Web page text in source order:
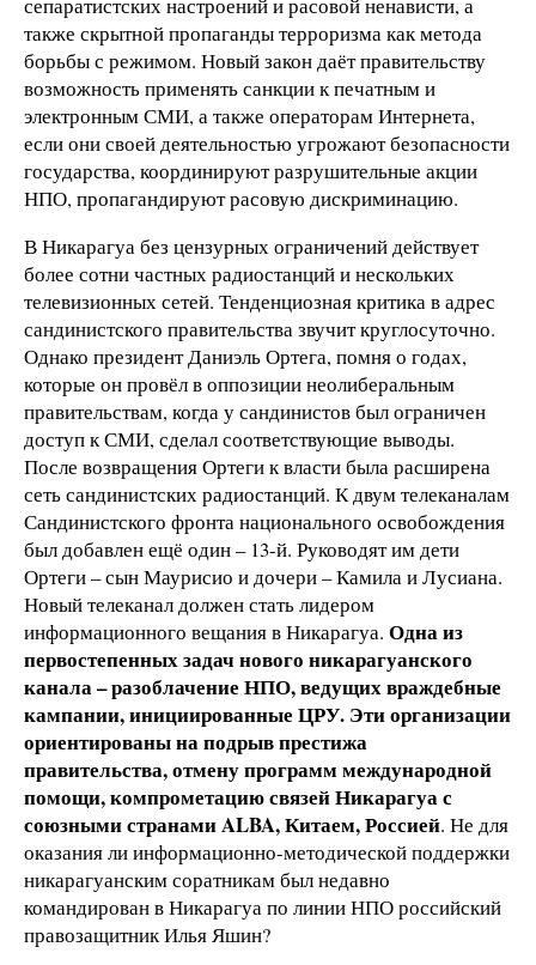
также скрытной пропаганды терроризма как метода
борьбы с режимом. Новый закон даёт правительству
возможность применять санкции к печатным и
электронным СМИ, а также операторам Интернета,
если они своей деятельностью угрожают безопасности
государства, координируют разрушительные акции
НПО, пропагандируют расовую дискриминацию.
В Никарагуа без цензурных ограничений действует
более сотни частных радиостанций и нескольких
телевизионных сетей. Тенденциозная критика в адрес
сандинистского правительства звучит круглосуточно.
Однако президент Даниэль Ортега, помня о годах,
которые он провёл в оппозиции неолиберальным
правительствам, когда у сандинистов был ограничен
доступ к СМИ, сделал соответствующие выводы.
После возвращения Ортеги к власти была расширена
сеть сандинистских радиостанций. К двум телеканалам
Сандинистского фронта национального освобождения
был добавлен ещё один – 13-й. Руководят им дети
Ортеги – сын Маурисио и дочери – Камила и Лусиана.
Новый телеканал должен стать лидером
информационного вещания в Никарагуа. Одна из
первостепенных задач нового никарагуанского
канала – разоблачение НПО, ведущих враждебные
кампании, инициированные ЦРУ. Эти организации
ориентированы на подрыв престижа
правительства, отмену программ международной
помощи, компрометацию связей Никарагуа с
союзными странами ALBA, Китаем, Россией. Не для
оказания ли информационно-методической поддержки
никарагуанским соратникам был недавно
командирован в Никарагуа по линии НПО российский
правозащитник Илья Яшин?